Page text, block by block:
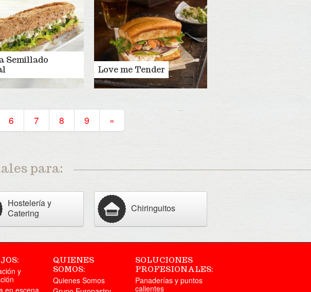
Semillado
Love me Tender
6 7 8 9 »
para:
Hostelería y
Catering
Chiringuitos
y
en escena
QUIENES
SOMOS:
Quienes Somos
SOLUCIONES
PROFESIONALES:
Panaderías y puntos
calientes